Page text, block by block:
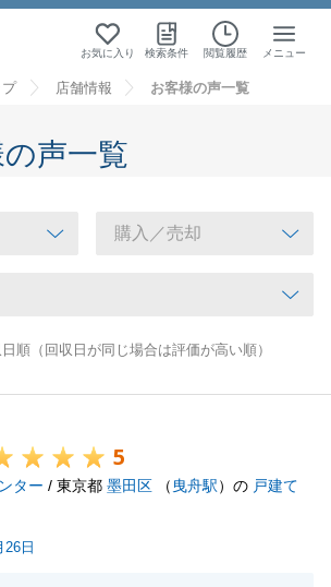
お気に入り 検索条件 閲覧履歴 メニュー
店舗情報 お客様の声一覧
声一覧
順（回収日が同じ場合は評価が高い順）
5
ター / 東京都 墨田区 （ 曳舟駅）の 戸建て
26日